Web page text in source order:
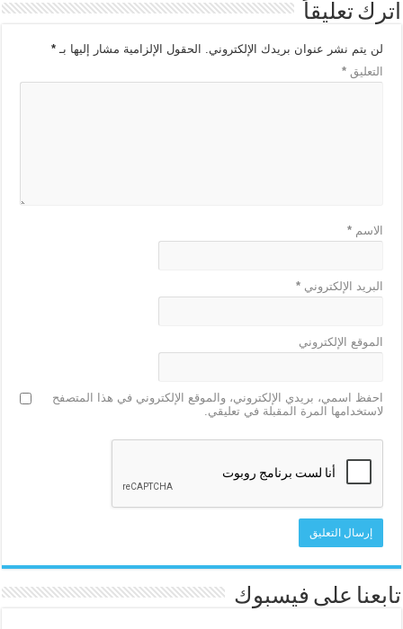
اترك تعليقاً
لن يتم نشر عنوان بريدك الإلكتروني. الحقول الإلزامية مشار إليها بـ*
التعليق*
الاسم*
البريد الإلكتروني*
الموقع الإلكتروني
احفظ اسمي، بريدي الإلكتروني، والموقع الإلكتروني في هذا المتصفح
لاستخدامها المرة المقبلة في تعليقي.
تابعنا على فيسبوك